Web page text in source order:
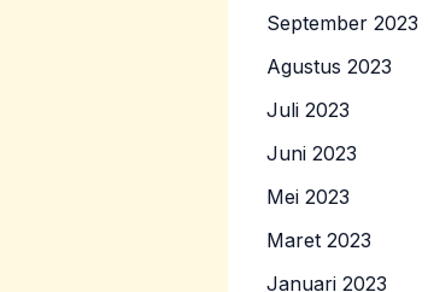
September 2023
Agustus 2023
Juli 2023
Juni 2023
Mei 2023
Maret 2023
Januari 2023